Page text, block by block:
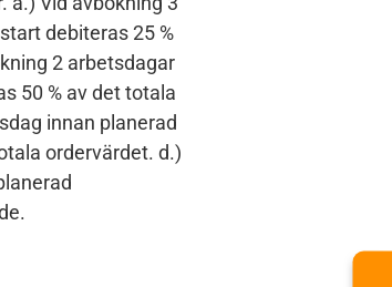
debiteras 25 %
2 arbetsdagar
50 % av det totala
innan planerad
ordervärdet. d.)